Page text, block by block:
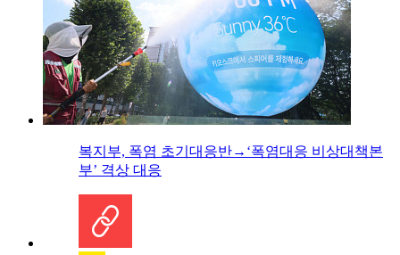
복지부, 폭염 초기대응반→‘폭염대응 비상대책본
부’ 격상 대응